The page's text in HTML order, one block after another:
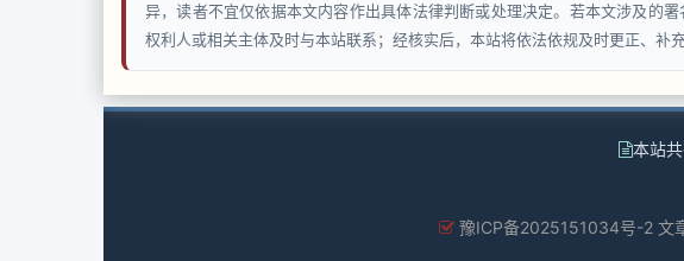
异，读者不宜仅依据本文内容作出具体法律判断或处理决定。若本文涉及的
权利人或相关主体及时与本站联系；经核实后，本站将依法依规及时更正、补
本站
豫ICP备2025151034号-2 文